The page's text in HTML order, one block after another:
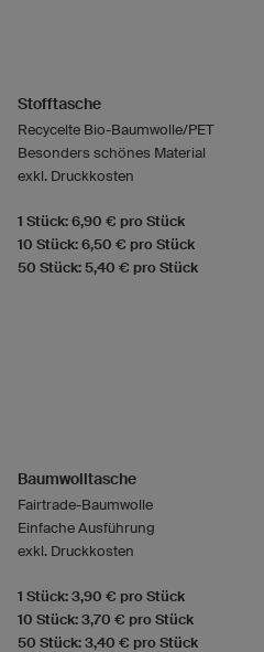
Stofftasche
Recycelte Bio-Baumwolle/PET
Besonders schönes Material
exkl. Druckkosten
1 Stück: 6,90 € pro Stück
10 Stück: 6,50 € pro Stück
50 Stück: 5,40 € pro Stück
Baumwolltasche
Fairtrade-Baumwolle
Einfache Ausführung
exkl. Druckkosten
1 Stück: 3,90 € pro Stück
10 Stück: 3,70 € pro Stück
50 Stück: 3,40 € pro Stück